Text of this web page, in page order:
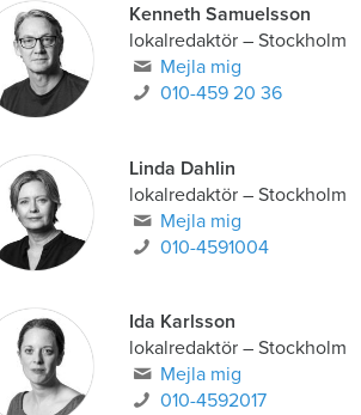
Kenneth Samuelsson
lokalredaktör– Stockholm
Mejla mig
010-459 20 36
Linda Dahlin
lokalredaktör– Stockholm
Mejla mig
010-4591004
Ida Karlsson
lokalredaktör – Stockholm
Mejla mig
010-4592017